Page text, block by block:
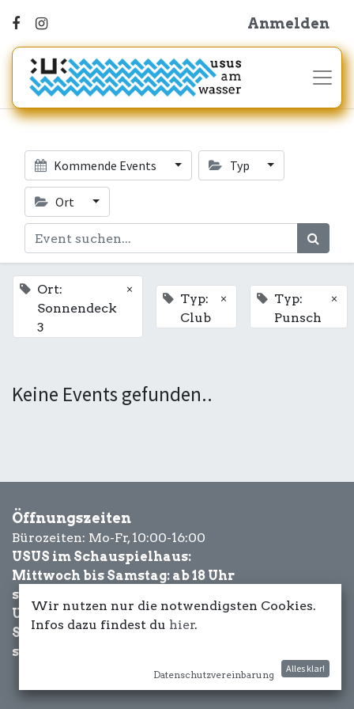
Anmelden
Kommende Events Typ
Ort
Ort:
Sonnendeck
3
×
Typ:
Club
×
Typ:
Punsch
×
Keine Events gefunden..
Öffnungszeiten
Bürozeiten: Mo-Fr, 10:00-16:00
USUS im Schauspielhaus:
Mittwoch bis Samstag: ab 18 Uhr
sowie Eventbezogen.
USUS am Wasser:
Schönwetter-
sowie Eventbezogen.
Wir nutzen nur die notwendigsten Cookies.
Infos dazu findest du hier.
Datenschutzvereinbarung
Alles klar!